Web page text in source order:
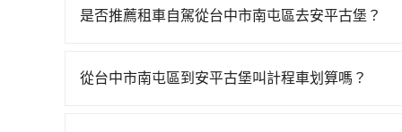
一天最多有74班次高鐵可搭乘。假設從台中市南
計程車，搭上小黃後約花41分鐘、車費700元後
是否推薦租車自駕從台中市南屯區去安平古堡？
天就要來回，那在台中路邊可隨租隨借的iRent應
從台中市南屯區到安平古堡叫計程車划算嗎？